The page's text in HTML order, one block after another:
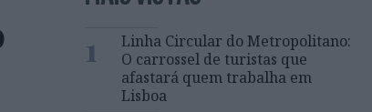
1
Linha Circular do Metropolitano:
O carrossel de turistas que
afastará quem trabalha em
Lisboa